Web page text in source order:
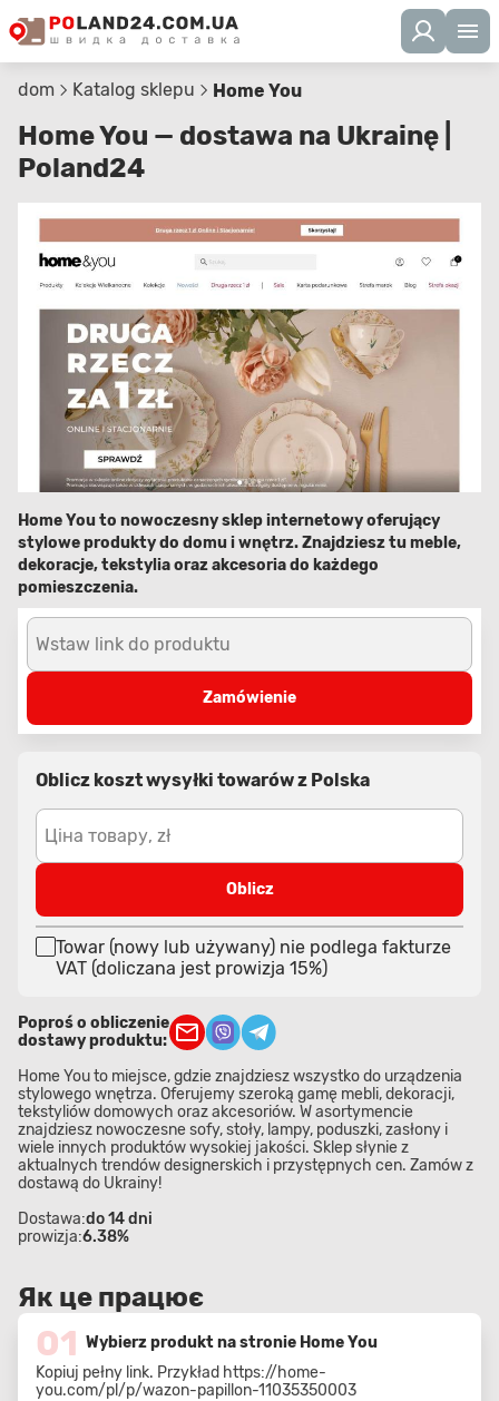
dom Katalog sklepu Home You
Home You — dostawa na Ukrainę |
Poland24
Home You to nowoczesny sklep internetowy oferujący
stylowe produkty do domu i wnętrz. Znajdziesz tu meble,
dekoracje, tekstylia oraz akcesoria do każdego
pomieszczenia.
Wstaw link do produktu
Zamówienie
Oblicz koszt wysyłki towarów z Polska
Ціна товару, zł
Oblicz
Towar (nowy lub używany) nie podlega fakturze
VAT (doliczana jest prowizja 15%)
Poproś o obliczenie
dostawy produktu:
Home You to miejsce, gdzie znajdziesz wszystko do urządzenia
stylowego wnętrza. Oferujemy szeroką gamę mebli, dekoracji,
tekstyliów domowych oraz akcesoriów. W asortymencie
znajdziesz nowoczesne sofy, stoły, lampy, poduszki, zasłony i
wiele innych produktów wysokiej jakości. Sklep słynie z
aktualnych trendów designerskich i przystępnych cen. Zamów z
dostawą do Ukrainy!
Dostawa:do 14 dni
prowizja:6.38%
Як це працює
01 Wybierz produkt na stronie Home You
Kopiuj pełny link. Przykład https://home-
you.com/pl/p/wazon-papillon-11035350003